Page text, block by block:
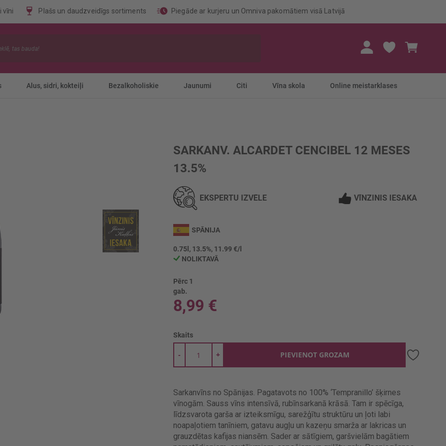
vīni Plašs un daudzveidīgs sortiments Piegāde ar kurjeru un Omniva pakomātiem visā Latvijā
Alus, sidri, kokteiļi Bezalkoholiskie Jaunumi Citi Vīna skola Online meistarklases
SARKANV. ALCARDET CENCIBEL 12 MESES
13.5%
EKSPERTU IZVĒLE VĪNZINIS IESAKA
SPĀNIJA
0.75l, 13.5%, 11.99 €/l
NOLIKTAVĀ
Pērc 1
gab.
8,99 €
Skaits
+
- PIEVIENOT GROZAM
Sarkanvīns no Spānijas. Pagatavots no 100% ‘Tempranillo’ šķirnes
vīnogām. Sauss vīns intensīvā, rubīnsarkanā krāsā. Tam ir spēcīga,
līdzsvarota garša ar izteiksmīgu, sarežģītu struktūru un ļoti labi
noapaļotiem tanīniem, gatavu augļu un kazeņu smarža ar lakricas un
grauzdētas kafijas niansēm. Sader ar sātīgiem, garšvielām bagātiem